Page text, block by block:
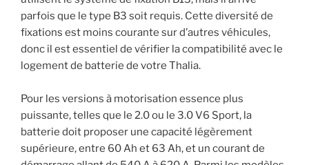
parfois que le type B3 soit requis. Cette diversité de
fixations est moins courante sur d’autres véhicules,
donc il est essentiel de vérifier la compatibilité avec le
logement de batterie de votre Thalia.
Pour les versions à motorisation essence plus
puissante, telles que le 2.0 ou le 3.0 V6 Sport, la
batterie doit proposer une capacité légèrement
supérieure, entre 60 Ah et 63 Ah, et un courant de